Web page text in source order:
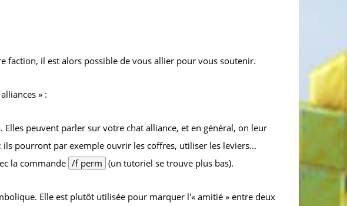
faction, il est alors possible de vous allier pour vous soutenir.
» :
Elles peuvent parler sur votre chat alliance, et en général, on leur
pourront par exemple ouvrir les coffres, utiliser les leviers...
la commande /f perm (un tutoriel se trouve plus bas).
Elle est plutôt utilisée pour marquer l'« amitié » entre deux